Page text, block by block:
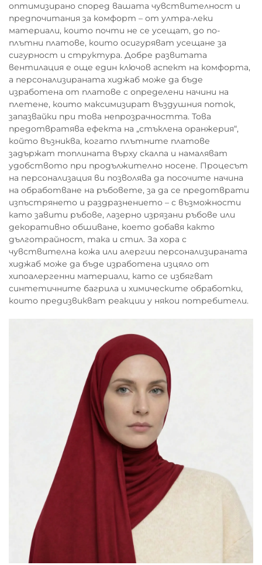
оптимизирано според вашата чувствителност и
предпочитания за комфорт – от ултра-леки
материали, които почти не се усещат, до по-
плътни платове, които осигуряват усещане за
сигурност и структура. Добре развитата
вентилация е още един ключов аспект на комфорта,
а персонализираната хиджаб може да бъде
изработена от платове с определени начини на
плетене, които максимизират въздушния поток,
запазвайки при това непрозрачността. Това
предотвратява ефекта на „стъклена оранжерия“,
който възниква, когато плътните платове
задържат топлината върху скалпа и намаляват
удобството при продължително носене. Процесът
на персонализация ви позволява да посочите начина
на обработване на ръбовете, за да се предотврати
изпъстрянето и раздразнението – с възможности
като завити ръбове, лазерно изрязани ръбове или
декоративно обшиване, което добавя както
дълготрайност, така и стил. За хора с
чувствителна кожа или алергии персонализираната
хиджаб може да бъде изработена изцяло от
хипоалергенни материали, като се избягват
синтетичните багрила и химическите обработки,
които предизвикват реакции у някои потребители.